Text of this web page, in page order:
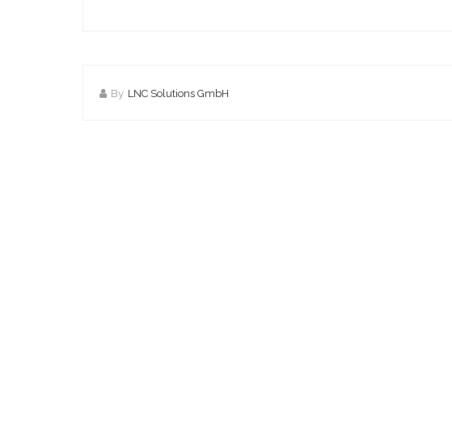
By LNC Solutions GmbH